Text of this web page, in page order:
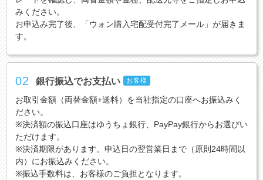
みください。
お申込み完了後、「ウォン購入宅配受付完了メール」が届きま
す。
02 銀行振込でお支払い お客様
お取引金額（両替金額+送料）を当社指定の口座へお振込みく
ださい。
※決済額の振込口座はゆうちょ銀行、PayPay銀行からお選びい
ただけます。
※決済期限があります。申込日の翌営業日まで（原則24時間以
内）にお振込みください。
※振込手数料は、お客様のご負担となります。